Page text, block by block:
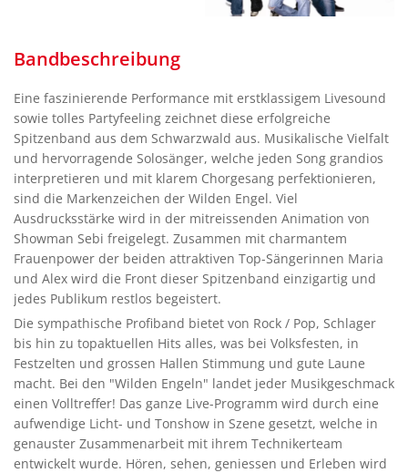
Bandbeschreibung
Eine faszinierende Performance mit erstklassigem Livesound
sowie tolles Partyfeeling zeichnet diese erfolgreiche
Spitzenband aus dem Schwarzwald aus. Musikalische Vielfalt
und hervorragende Solosänger, welche jeden Song grandios
interpretieren und mit klarem Chorgesang perfektionieren,
sind die Markenzeichen der Wilden Engel. Viel
Ausdrucksstärke wird in der mitreissenden Animation von
Showman Sebi freigelegt. Zusammen mit charmantem
Frauenpower der beiden attraktiven Top-Sängerinnen Maria
und Alex wird die Front dieser Spitzenband einzigartig und
jedes Publikum restlos begeistert.
Die sympathische Profiband bietet von Rock / Pop, Schlager
bis hin zu topaktuellen Hits alles, was bei Volksfesten, in
Festzelten und grossen Hallen Stimmung und gute Laune
macht. Bei den "Wilden Engeln" landet jeder Musikgeschmack
einen Volltreffer! Das ganze Live-Programm wird durch eine
aufwendige Licht- und Tonshow in Szene gesetzt, welche in
genauster Zusammenarbeit mit ihrem Technikerteam
entwickelt wurde. Hören, sehen, geniessen und Erleben wird